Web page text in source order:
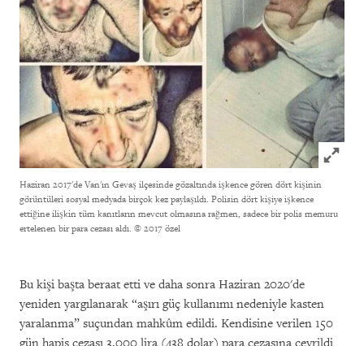
Click to
Haziran 2017'de Van'ın Gevaş ilçesinde gözaltında işkence gören dört kişinin
görüntüleri sosyal medyada birçok kez paylaşıldı. Polisin dört kişiye işkence
ettiğine ilişkin tüm kanıtların mevcut olmasına rağmen, sadece bir polis memuru
ertelenen bir para cezası aldı. © 2017 özel
Bu kişi başta beraat etti ve daha sonra Haziran 2020'de
yeniden yargılanarak “aşırı güç kullanımı nedeniyle kasten
yaralanma” suçundan mahkûm edildi. Kendisine verilen 150
gün hapis cezası 3.000 lira (438 dolar) para cezasına çevrildi